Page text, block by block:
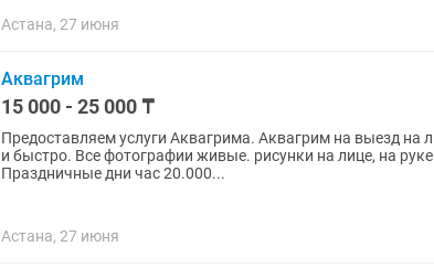
Астана, 27 июня
Аквагрим
15 000 - 25 000 ₸
Предоставляем услуги Аквагрима. Аквагрим на выезд на любое мероприятие. Рисуем красиво
и быстро. Все фотографии живые. рисунки на лице, на
Праздничные дни час 20.000...
Астана, 27 июня